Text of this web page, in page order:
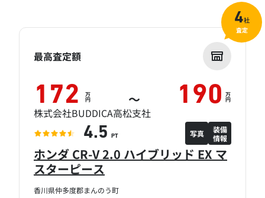
香川県仲多度郡まんのう町
ホンダ CR-V 2.0 ハイブリッド EX マ
スターピース
最高査定額
172 万
円 ～ 190 万
円
株式会社BUDDICA高松支社
4.5 PT 写真
装備
情報
4社
査定